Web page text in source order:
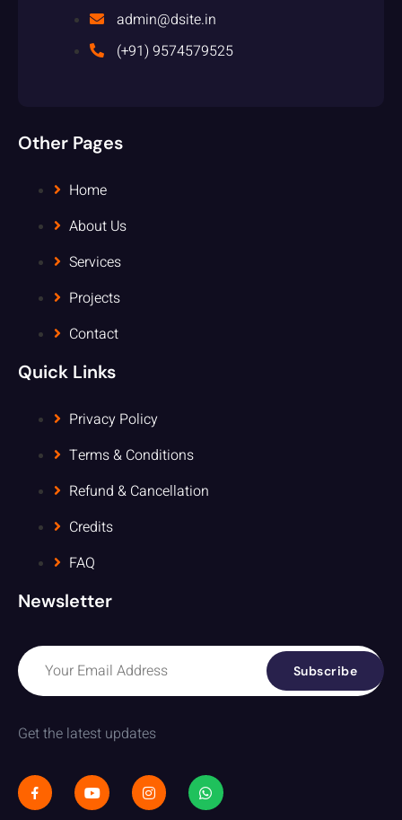
admin@dsite.in
(+91) 9574579525
Other Pages
Home
About Us
Services
Projects
Contact
Quick Links
Privacy Policy
Terms & Conditions
Refund & Cancellation
Credits
FAQ
Newsletter
Subscribe
Get the latest updates